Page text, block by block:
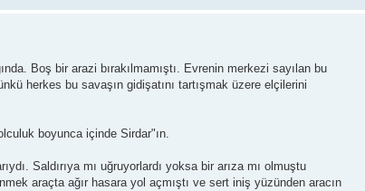
Boş bir arazi bırakılmamıştı. Evrenin merkezi sayılan bu
herkes bu savaşın gidişatını tartışmak üzere elçilerini
boyunca içinde Sirdar"ın.
Saldırıya mı uğruyorlardı yoksa bir arıza mı olmuştu
araçta ağır hasara yol açmıştı ve sert iniş yüzünden aracın